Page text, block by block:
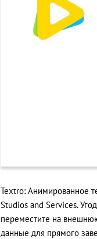
Textro: Анимированное
Studios and Services.
переместите на
данные для прямого